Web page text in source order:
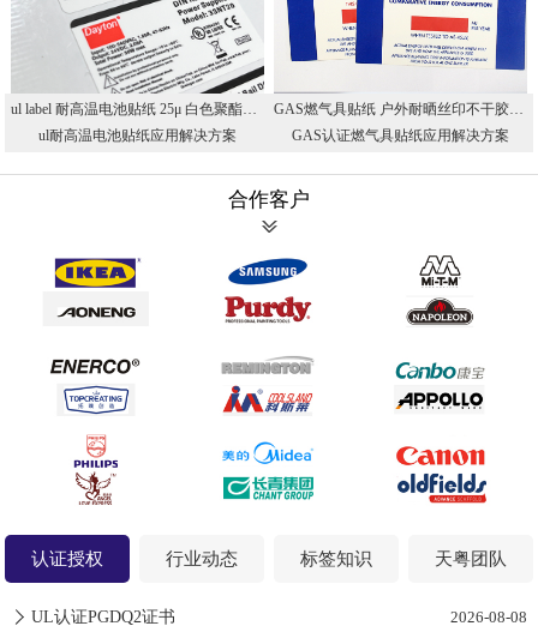
ul label 耐高温电池贴纸 25μ 白色聚酯PET不干胶 UL授权印刷厂家
ul耐高温电池贴纸应用解决方案
GAS燃气具贴纸 户外耐晒丝印不干胶 防高温防油标贴 CSA认证PET标贴
GAS认证燃气具贴纸应用解决方案
合作客户
认证授权 行业动态 标签知识 天粤团队
2026-08-08
UL认证PGDQ2证书